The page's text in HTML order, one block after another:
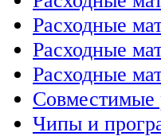
Расходные
Расходные
Расходные
Совместимые
Чипы и